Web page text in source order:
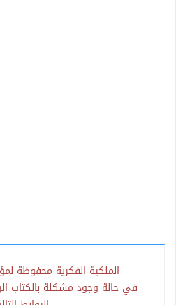
الملكية الفكرية محفوظة
في حالة وجود مشكلة بالكتاب